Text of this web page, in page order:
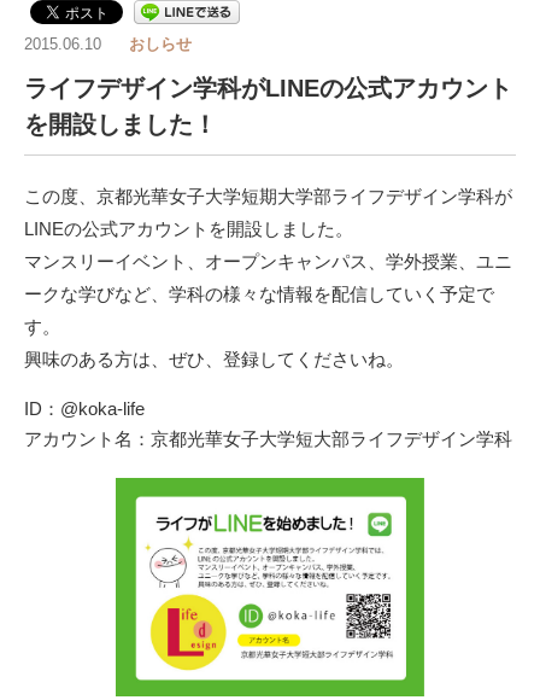
2015.06.10 おしらせ
ライフデザイン学科がLINEの公式アカウント
を開設しました！
この度、京都光華女子大学短期大学部ライフデザイン学科が
LINEの公式アカウントを開設しました。
マンスリーイベント、オープンキャンパス、学外授業、ユニ
ークな学びなど、学科の様々な情報を配信していく予定で
す。
興味のある方は、ぜひ、登録してくださいね。
ID：@koka-life
アカウント名：京都光華女子大学短大部ライフデザイン学科